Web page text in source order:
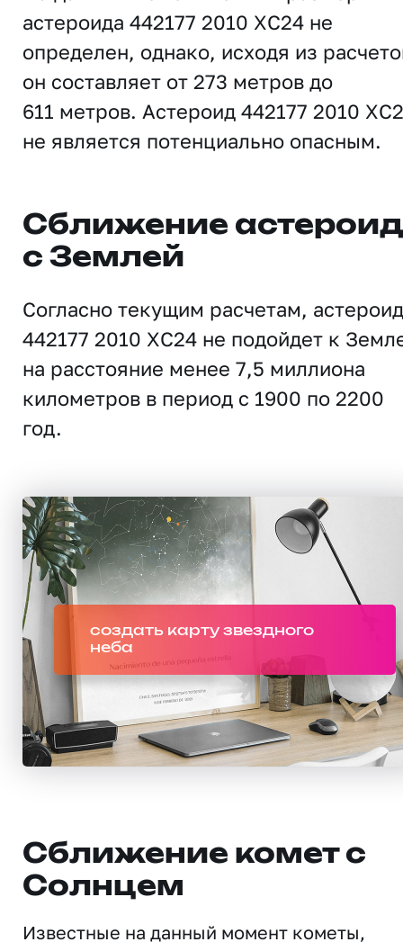
астероида 442177 2010 XC24 не
определен, однако, исходя из
он составляет от 273 метров до
611 метров. Астероид 442177 2010
не является потенциально опасным.
Сближение
с Землей
Согласно текущим расчетам, астероид
442177 2010 XC24 не подойдет к
на расстояние менее 7,5 миллиона
километров в период с 1900 по 2200
год.
создать карту звездного
неба
Сближение комет с
Солнцем
Известные на данный момент кометы,